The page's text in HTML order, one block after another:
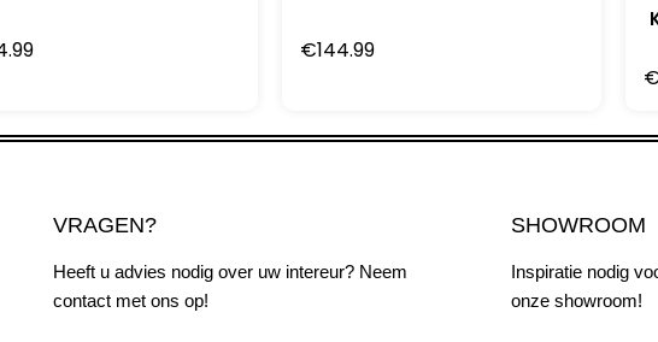
€144.99
€
VRAGEN?
Heeft u advies nodig over uw intereur? Neem
contact met ons op!
SHOWROOM
Inspiratie nodig
onze showroom!